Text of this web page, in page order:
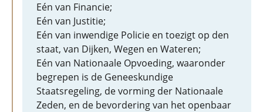
Eén van Financie;
Eén van Justitie;
Eén van inwendige Policie en toezigt op den
staat, van Dijken, Wegen en Wateren;
Eén van Nationaale Opvoeding, waaronder
begrepen is de Geneeskundige
Staatsregeling, de vorming der Nationaale
Zeden, en de bevordering van het openbaar